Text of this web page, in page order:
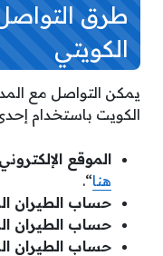
طرق
الكويتي
يمكن التواصل مع
الكويت باستخدام
الموقع
هنا“.
حساب الطيران
حساب الطيران
حساب الطيران